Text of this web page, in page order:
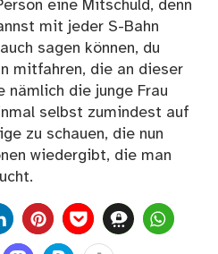
eine Mitschuld, denn
mit jeder S-Bahn
sagen können, du
mitfahren, die an dieser
nämlich die junge Frau
selbst zumindest auf
zu schauen, die nun
wiedergibt, die man
0